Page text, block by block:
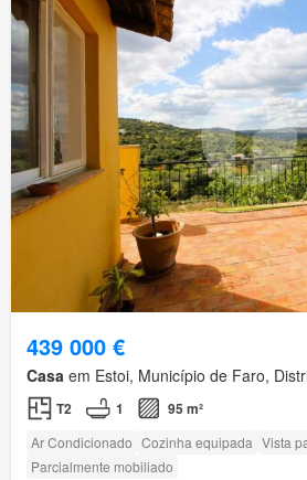
439 000 €
Casa em Estoi, Município de Faro,
T2 1 95 m²
Ar Condicionado Cozinha equipada Vista
Parcialmente mobiliado